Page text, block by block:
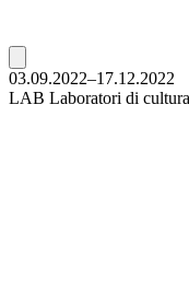
03.09.2022–17.12.2022
LAB Laboratori di